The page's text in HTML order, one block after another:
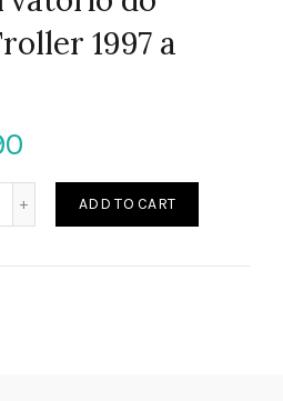
1997 a
ADD TO CART